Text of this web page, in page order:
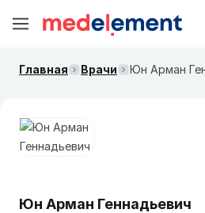
Главная Врачи Юн Арман
Юн Арман Геннадьевич